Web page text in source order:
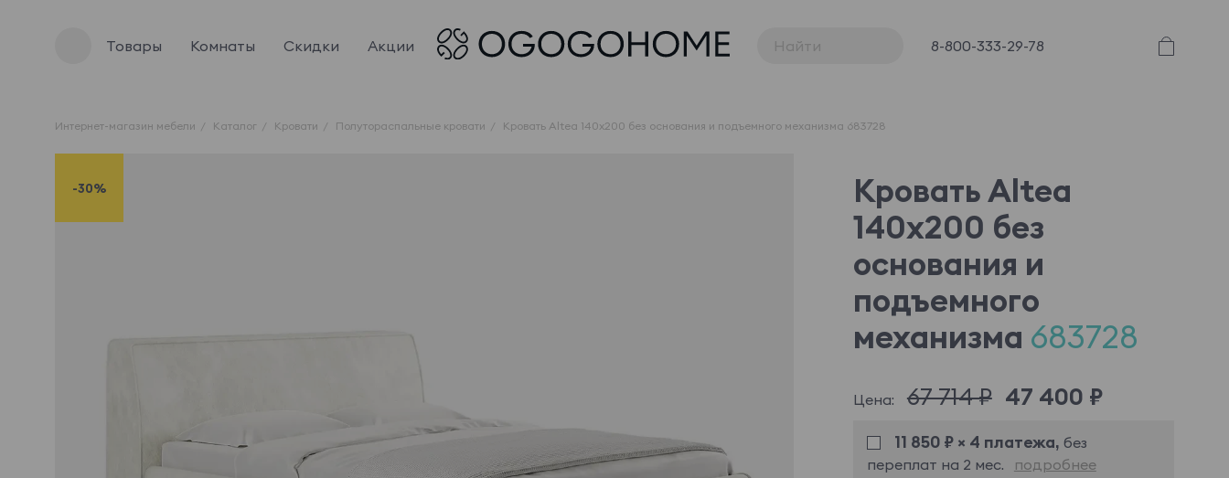
Товары Комнаты Скидки Акции 8-800-333-29-78
Интернет-магазин мебели Каталог Кровати Полутораспальные кровати Кровать Altea 140x200 без основания и подъемного механизма 683728
-30%
Кровать Altea
140x200 без
основания и
подъемного
механизма 683728
Цена: 67 714 ₽ 47 400 ₽
11 850 ₽ × 4 платежа, без
переплат на 2 мес.
подробнее